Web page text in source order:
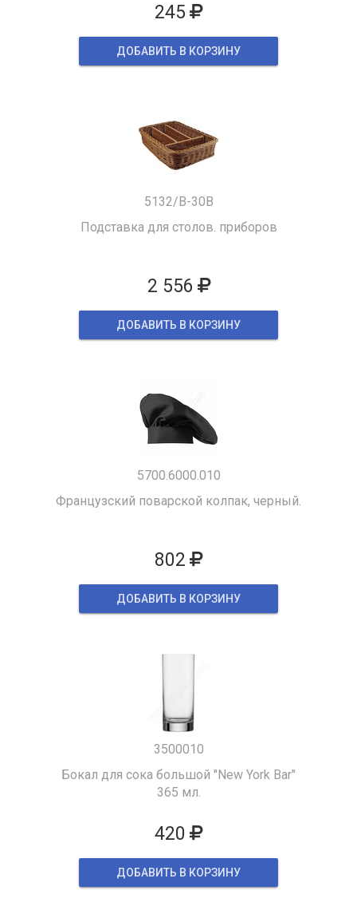
245
ДОБАВИТЬ В КОРЗИНУ
5132/B-30B
Подставка для столов. приборов
2 556
ДОБАВИТЬ В КОРЗИНУ
5700.6000.010
Французский поварской колпак, черный.
802
ДОБАВИТЬ В КОРЗИНУ
3500010
Бокал для сока большой "New York Bar"
365 мл.
420
ДОБАВИТЬ В КОРЗИНУ